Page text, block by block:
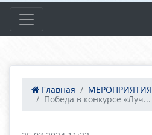
Главная МЕРОПРИЯТИЯ
Победа в конкурсе «Луч...